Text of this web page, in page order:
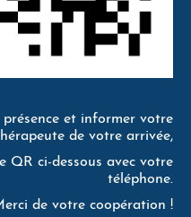
et informer votre
de votre arrivée,
QR ci-dessous avec votre
téléphone.
de votre coopération !